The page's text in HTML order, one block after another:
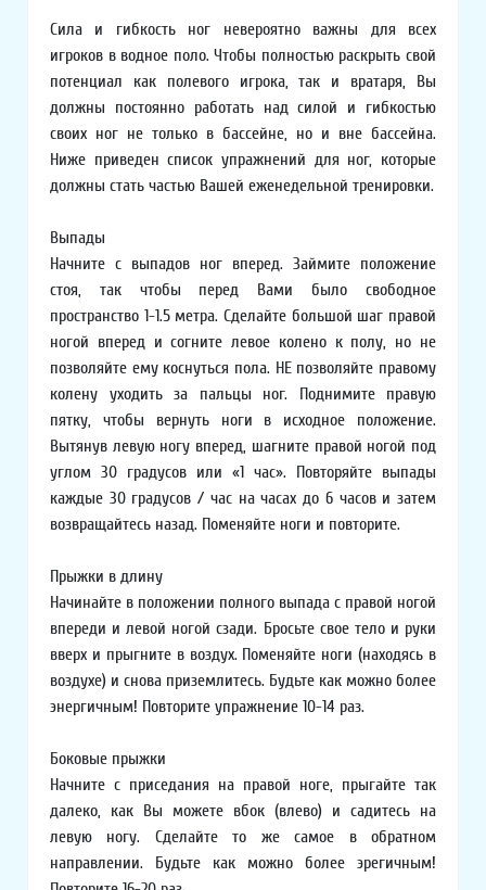
Сила и гибкость ног невероятно важны для всех
игроков в водное поло. Чтобы полностью раскрыть свой
потенциал как полевого игрока, так и вратаря, Вы
должны постоянно работать над силой и гибкостью
своих ног не только в бассейне, но и вне бассейна.
Ниже приведен список упражнений для ног, которые
должны стать частью Вашей еженедельной тренировки.
Выпады
Начните с выпадов ног вперед. Займите положение
стоя, так чтобы перед Вами было свободное
пространство 1-1.5 метра. Сделайте большой шаг правой
ногой вперед и согните левое колено к полу, но не
позволяйте ему коснуться пола. НЕ позволяйте правому
колену уходить за пальцы ног. Поднимите правую
пятку, чтобы вернуть ноги в исходное положение.
Вытянув левую ногу вперед, шагните правой ногой под
углом 30 градусов или «1 час». Повторяйте выпады
каждые 30 градусов / час на часах до 6 часов и затем
возвращайтесь назад. Поменяйте ноги и повторите.
Прыжки в длину
Начинайте в положении полного выпада с правой ногой
впереди и левой ногой сзади. Бросьте свое тело и руки
вверх и прыгните в воздух. Поменяйте ноги (находясь в
воздухе) и снова приземлитесь. Будьте как можно более
энергичным! Повторите упражнение 10-14 раз.
Боковые прыжки
Начните с приседания на правой ноге, прыгайте так
далеко, как Вы можете вбок (влево) и садитесь на
левую ногу. Сделайте то же самое в обратном
направлении. Будьте как можно более эрегичным!